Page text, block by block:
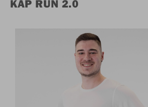
KAP RUN 2.0